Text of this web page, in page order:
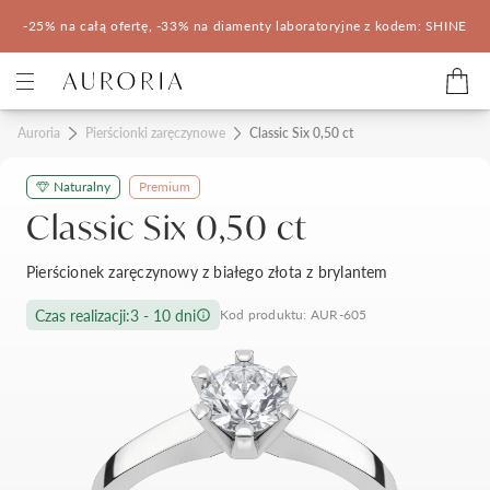
-25% na całą ofertę, -33% na diamenty laboratoryjne z kodem: SHINE
Kategorie
Pierścionki zaręczynowe
Pomocne
Konfigurator 3D
Salony Auroria
Salon Auroria Arkadia
Korzyści z zakupu
Auroria Pierścionki zaręczynowe Classic Six 0,50 ct
Naturalny Premium
Classic Six 0,50 ct
Pierścionek zaręczynowy z białego złota z brylantem
Czas realizacji:3 - 10 dni Kod produktu: AUR-605